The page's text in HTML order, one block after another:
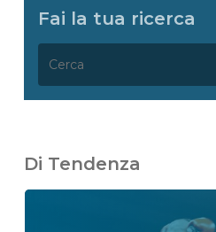
Fai la tua ricerca
Di Tendenza